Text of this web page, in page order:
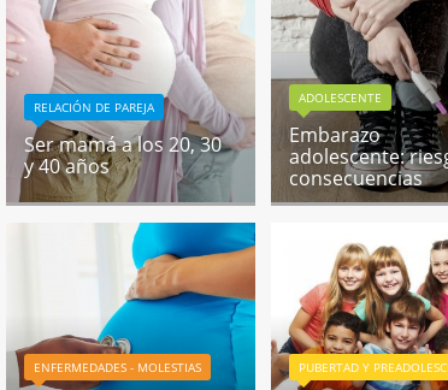
RELACIÓN DE PAREJA
Ser mamá a los 20, 30
y 40 años
ADOLESCENTE
Embarazo
adolescente:
consecuencias
ENFERMEDADES - MOLESTIAS PUBERTAD Y